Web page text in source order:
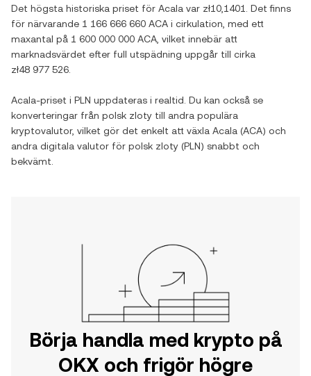
Det högsta historiska priset för Acala var zł10,1401
. Det finns
för närvarande 1 166 666 660 ACA i cirkulation, med ett
maxantal på 1 600 000 000 ACA , vilket innebär att
marknadsvärdet efter full utspädning uppgår till cirka
zł48 977 526
Acala-priset i PLN uppdateras i realtid. Du kan också se
konverteringar från polsk zloty till andra populära
kryptovalutor, vilket gör det enkelt att växla Acala (ACA) och
andra digitala valutor för polsk zloty (PLN) snabbt och
bekvämt.
Börja handla med krypto på
OKX och frigör högre